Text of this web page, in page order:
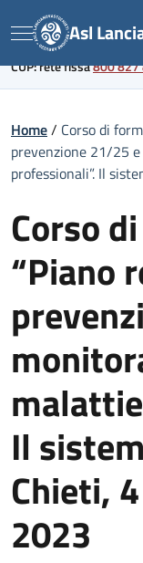
to
content
Link al portale sanitario
Menu Asl
CUP: rete fissa800 827
Home/ Corso di
prevenzione 21/25
professionali”. Il
Corso
“Piano
Il
Chieti,
2023